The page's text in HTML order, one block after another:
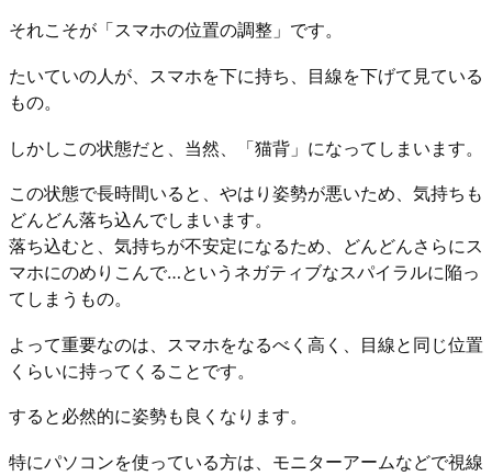
それこそが「スマホの位置の調整」です。
たいていの人が、スマホを下に持ち、目線を下げて見ている
もの。
しかしこの状態だと、当然、「猫背」になってしまいます。
この状態で長時間いると、やはり姿勢が悪いため、気持ちも
どんどん落ち込んでしまいます。
落ち込むと、気持ちが不安定になるため、どんどんさらにス
マホにのめりこんで…というネガティブなスパイラルに陥っ
てしまうもの。
よって重要なのは、スマホをなるべく高く、目線と同じ位置
くらいに持ってくることです。
すると必然的に姿勢も良くなります。
特にパソコンを使っている方は、モニターアームなどで視線